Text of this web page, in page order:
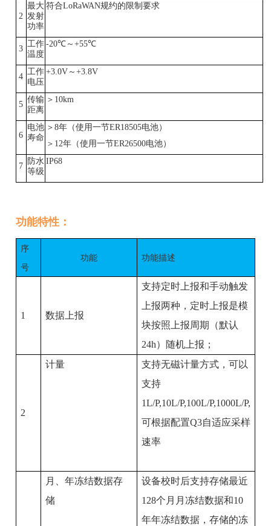
2
最大
发射
功率
符合LoRaWAN规约的限制要求
3
工作
温度
-20℃～+55℃
4
工作
电压
+3. 0V～+3.8V
5
传输
距离
＞ 10km
6
电池
寿命
＞ 8年（使用一节ER18505电池）
＞ 12年（使用一节ER26500电池）
7
防水
等级
IP68
功能特性：
序
号
功能 功能描述
1 数据上报
支持定时上报和手动触发
上报两种，定时上报是模
块按照上报周期（默认
24h）随机上报；
2
计量
支持无磁计量方式，可以
支持
1L/P,10L/P,100L/P,1000L/P,
可根据配置Q3自适应采样
速率
月、年冻结数据存
储
设备校时后支持存储最近
128个月月冻结数据和10
年年冻结数据，存储的冻